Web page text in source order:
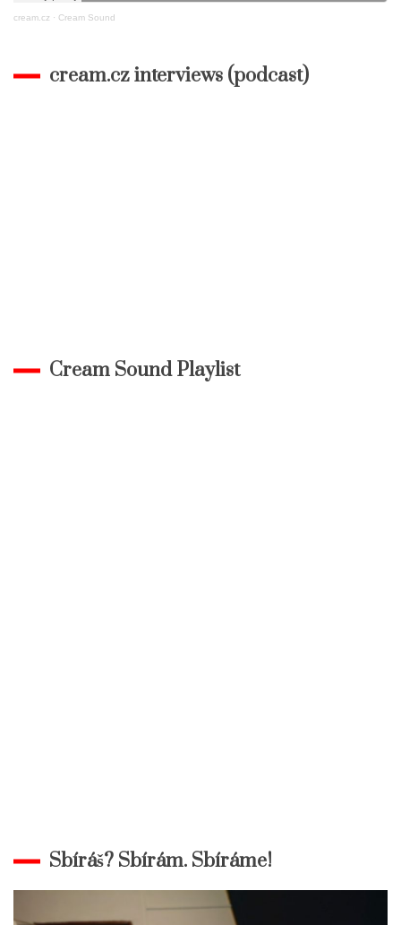
cream.cz · Cream Sound
cream.cz interviews (podcast)
Cream Sound Playlist
Sbíráš? Sbírám. Sbíráme!